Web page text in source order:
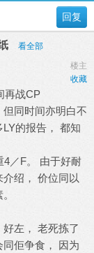
回复
看全部
楼主
收藏
再战CP
同时间亦明白不
的报告， 都知
4／F。 由于好耐
绍， 价位同以
左， 老死拣了
佢争食， 因为